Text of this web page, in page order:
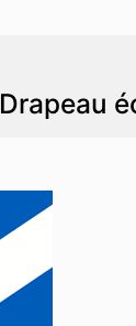
Drapeau